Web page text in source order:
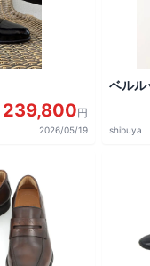
239,800円
2026/05/19
ベル
shibuya